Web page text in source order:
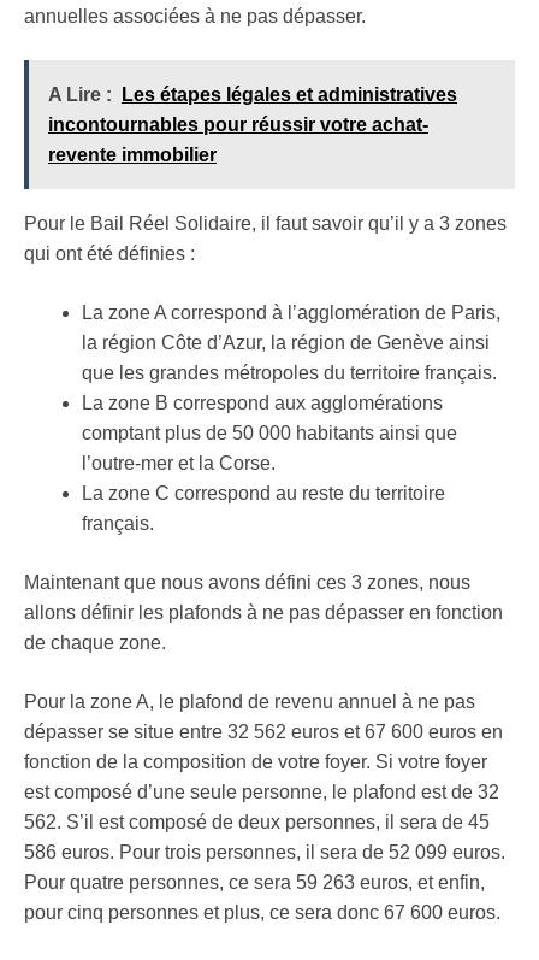
annuelles associées à ne pas dépasser.
A Lire :
Les étapes légales et administratives
incontournables pour réussir votre achat-
revente immobilier
Pour le Bail Réel Solidaire, il faut savoir qu’il y a 3 zones
qui ont été définies :
La zone A correspond à l’agglomération de Paris,
la région Côte d’Azur, la région de Genève ainsi
que les grandes métropoles du territoire français.
La zone B correspond aux agglomérations
comptant plus de 50 000 habitants ainsi que
l’outre-mer et la Corse.
La zone C correspond au reste du territoire
français.
Maintenant que nous avons défini ces 3 zones, nous
allons définir les plafonds à ne pas dépasser en fonction
de chaque zone.
Pour la zone A, le plafond de revenu annuel à ne pas
dépasser se situe entre 32 562 euros et 67 600 euros en
fonction de la composition de votre foyer. Si votre foyer
est composé d’une seule personne, le plafond est de 32
562. S’il est composé de deux personnes, il sera de 45
586 euros. Pour trois personnes, il sera de 52 099 euros.
Pour quatre personnes, ce sera 59 263 euros, et enfin,
pour cinq personnes et plus, ce sera donc 67 600 euros.